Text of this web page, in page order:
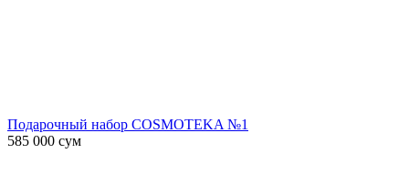
Подарочный набор COSMOTEKA №1
585 000 сум